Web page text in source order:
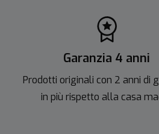
Garanzia 4 anni
Prodotti originali con 2 anni di
in più rispetto alla casa